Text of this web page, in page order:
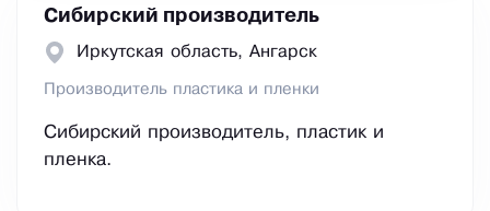
Сибирский производитель
Иркутская область, Ангарск
Производитель пластика и пленки
Сибирский производитель, пластик и
пленка.